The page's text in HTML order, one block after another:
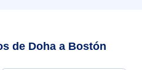
de Doha a Bostón